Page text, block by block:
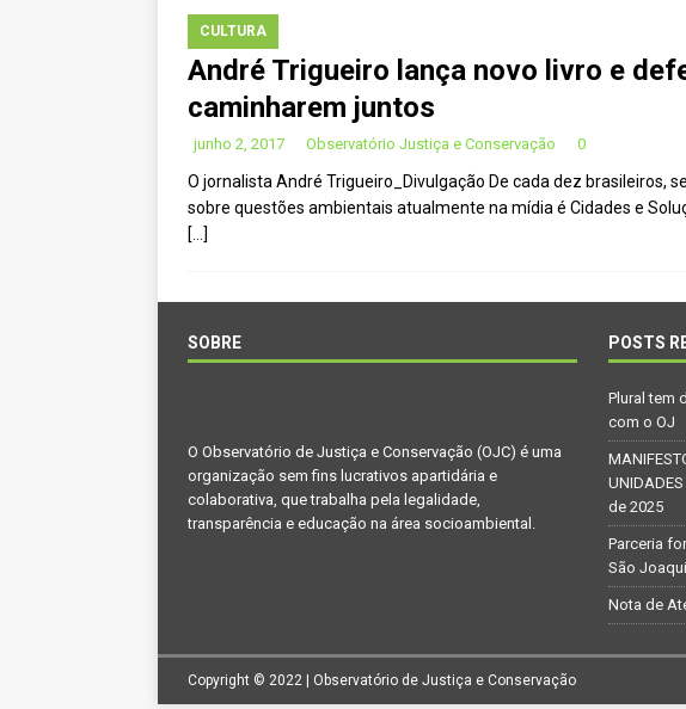
CIDADANIA
[ novembro 29, 2024 ]
[ novembro 11, 2024 ] Nota de Repúdio
[ agosto 9, 2024 ] O assustador derretimento das
[ outubro 3, 2022 ] Yanomami – De volta ao século XVI
Ameaças do pinus e eucalipto às
Papagaio-verdadeiro: comércio ilegal
CIDADANIA
CULTURA
André Trigueiro lança novo livro e
caminharem juntos
junho 2, 2017 Observatório Justiça e Conservação 0
O jornalista André Trigueiro_Divulgação De cada dez brasileiros,
sobre questões ambientais atualmente na mídia é Cidades e
[…]
SOBRE
O Observatório de Justiça e Conservação (OJC) é uma
organização sem fins lucrativos apartidária e
colaborativa, que trabalha pela legalidade,
transparência e educação na área socioambiental.
POSTS
Plural tem
com o OJ
de 2025
Parceria
São
Nota de
Copyright © 2022 | Observatório de Justiça e Conservação